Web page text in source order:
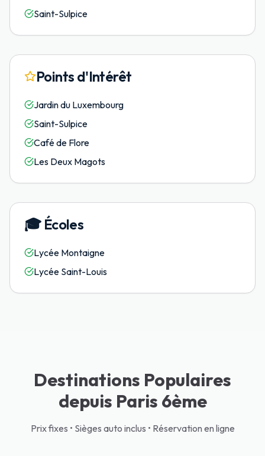
Saint-Sulpice
Points d'Intérêt
Jardin du Luxembourg
Saint-Sulpice
Café de Flore
Les Deux Magots
🎓 Écoles
Lycée Montaigne
Lycée Saint-Louis
Destinations Populaires
depuis Paris 6ème
Prix fixes • Sièges auto inclus • Réservation en ligne